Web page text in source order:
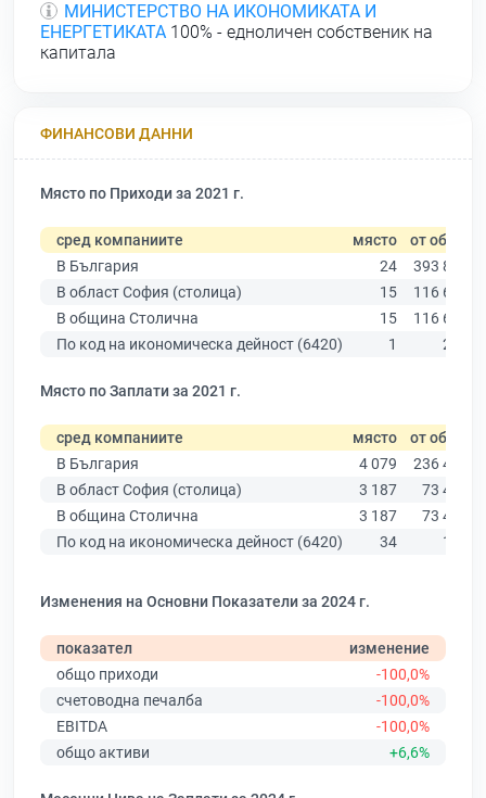
МИНИСТЕРСТВО НА ИКОНОМИКАТА И
ЕНЕРГЕТИКАТА 100% - едноличен собственик на
капитала
ФИНАНСОВИ ДАННИ
Място по Приходи за 2021 г.
сред компаниите място от общо
В България
24
393 881
В област София (столица)
15
116 667
В община Столична
15
116 667
По код на икономическа дейност (6420)
1 245
Място по Заплати за 2021 г.
сред компаниите място от общо
В България
4 079
236 445
В област София (столица)
3 187
73 443
В община Столична
3 187
73 443
По код на икономическа дейност (6420)
34 157
Изменения на Основни Показатели за 2024 г.
показател
изменение
общо приходи
-100,0%
счетоводна печалба
-100,0%
EBITDA
-100,0%
общо активи
+6,6%